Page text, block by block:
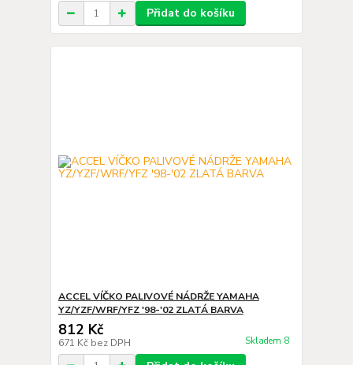
Přidat do košíku
ACCEL VÍČKO PALIVOVÉ NÁDRŽE YAMAHA
YZ/YZF/WRF/YFZ '98-'02 ZLATÁ BARVA
812 Kč
671 Kč bez DPH Skladem 8